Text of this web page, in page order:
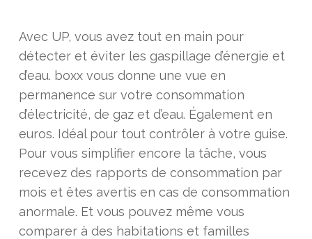
Avec UP, vous avez tout en main pour
détecter et éviter les gaspillage d’énergie et
d’eau. boxx vous donne une vue en
permanence sur votre consommation
d’électricité, de gaz et d’eau. Également en
euros. Idéal pour tout contrôler à votre guise.
Pour vous simplifier encore la tâche, vous
recevez des rapports de consommation par
mois et êtes avertis en cas de consommation
anormale. Et vous pouvez même vous
comparer à des habitations et familles